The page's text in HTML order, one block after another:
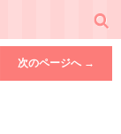
次のページへ →